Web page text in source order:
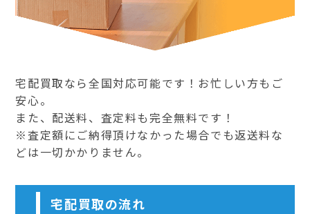
宅配買取なら全国対応可能です！お忙しい方もご
安心。
また、配送料、査定料も完全無料です！
※査定額にご納得頂けなかった場合でも返送料な
どは一切かかりません。
宅配買取の流れ